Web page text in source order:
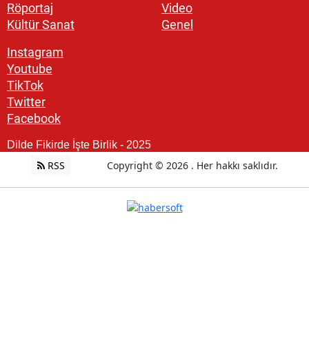
Röportaj
Kültür Sanat
Video
Genel
Instagram
Youtube
TikTok
Twitter
Facebook
Dilde Fikirde İşte Birlik - 2025
RSS Copyright © 2026 . Her hakkı saklıdır.